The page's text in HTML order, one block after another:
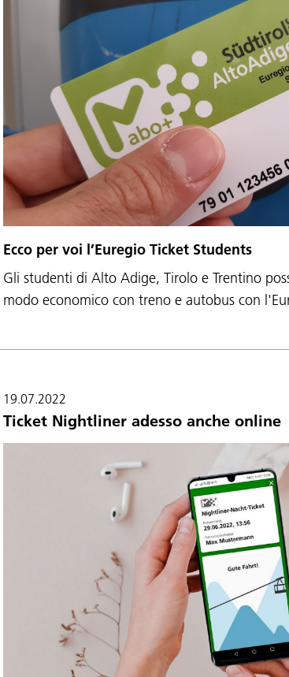
Ecco per voi l’Euregio Ticket Students
Gli studenti di Alto Adige, Tirolo e Trentino
modo economico con treno e autobus con
19.07.2022
Ticket Nightliner adesso anche online